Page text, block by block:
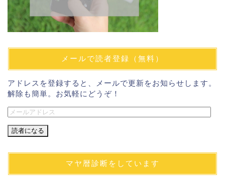
メールで読者登録（無料）
アドレスを登録すると、メールで更新をお知らせします。
解除も簡単。お気軽にどうぞ！
メ
ル
ド
ス
マヤ暦診断をしています